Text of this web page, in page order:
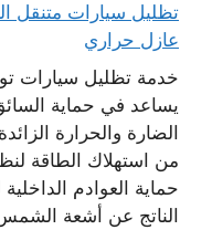
عازل حراري
خدمة تظليل سيارات
يساعد في حماية
الضارة والحرارة
من استهلاك الطاقة
حماية العوادم
الناتج عن أشعة